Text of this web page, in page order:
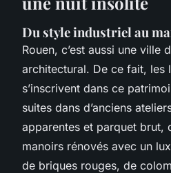
Du style industriel au
Rouen, c’est aussi une ville
architectural. De ce fait, les
s’inscrivent dans ce
suites dans d’anciens
apparentes et parquet brut,
manoirs rénovés avec un
de briques rouges, de